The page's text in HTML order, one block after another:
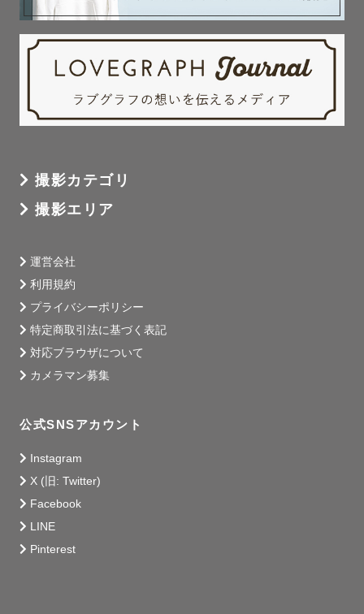
撮影カテゴリ
撮影エリア
運営会社
利用規約
プライバシーポリシー
特定商取引法に基づく表記
対応ブラウザについて
カメラマン募集
公式SNSアカウント
Instagram
X (旧: Twitter)
Facebook
LINE
Pinterest